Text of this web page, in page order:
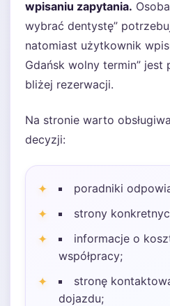
wpisaniu zapytania.
wybrać dentystę”
natomiast użytkownik
Gdańsk wolny termin” jest
bliżej rezerwacji.
Na stronie warto
decyzji:
poradniki
strony
informacje o
współpracy;
stronę
dojazdu;